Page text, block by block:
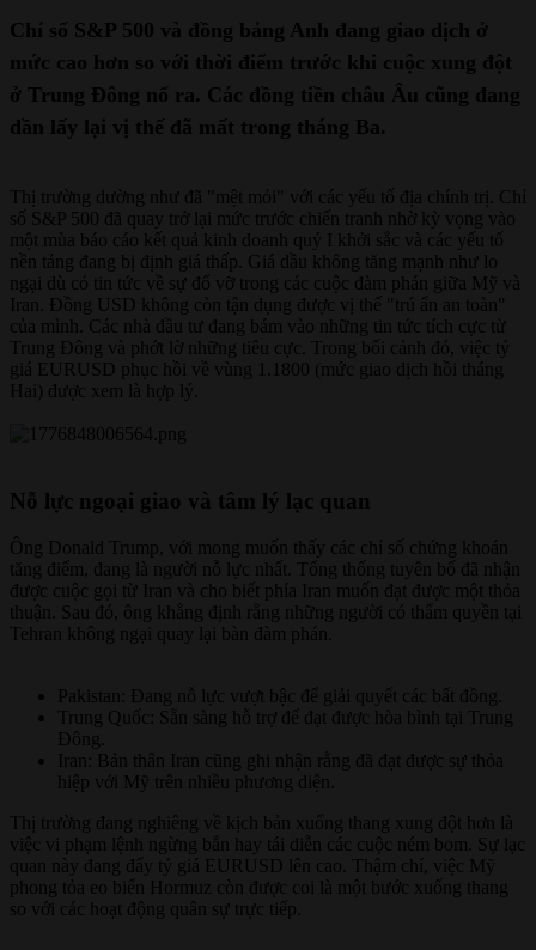
Chỉ số S&P 500 và đồng bảng Anh đang giao dịch ở
mức cao hơn so với thời điểm trước khi cuộc xung đột
ở Trung Đông nổ ra. Các đồng tiền châu Âu cũng đang
dần lấy lại vị thế đã mất trong tháng Ba.
Thị trường dường như đã "mệt mỏi" với các yếu tố địa chính trị. Chỉ
số S&P 500 đã quay trở lại mức trước chiến tranh nhờ kỳ vọng vào
một mùa báo cáo kết quả kinh doanh quý I khởi sắc và các yếu tố
nền tảng đang bị định giá thấp. Giá dầu không tăng mạnh như lo
ngại dù có tin tức về sự đổ vỡ trong các cuộc đàm phán giữa Mỹ và
Iran. Đồng USD không còn tận dụng được vị thế "trú ẩn an toàn"
của mình. Các nhà đầu tư đang bám vào những tin tức tích cực từ
Trung Đông và phớt lờ những tiêu cực. Trong bối cảnh đó, việc tỷ
giá EURUSD phục hồi về vùng 1.1800 (mức giao dịch hồi tháng
Hai) được xem là hợp lý.
Nỗ lực ngoại giao và tâm lý lạc quan​
Ông Donald Trump, với mong muốn thấy các chỉ số chứng khoán
tăng điểm, đang là người nỗ lực nhất. Tổng thống tuyên bố đã nhận
được cuộc gọi từ Iran và cho biết phía Iran muốn đạt được một thỏa
thuận. Sau đó, ông khẳng định rằng những người có thẩm quyền tại
Tehran không ngại quay lại bàn đàm phán.
Pakistan: Đang nỗ lực vượt bậc để giải quyết các bất đồng.
Trung Quốc: Sẵn sàng hỗ trợ để đạt được hòa bình tại Trung
Đông.
Iran: Bản thân Iran cũng ghi nhận rằng đã đạt được sự thỏa
hiệp với Mỹ trên nhiều phương diện.
Thị trường đang nghiêng về kịch bản xuống thang xung đột hơn là
việc vi phạm lệnh ngừng bắn hay tái diễn các cuộc ném bom. Sự lạc
quan này đang đẩy tỷ giá EURUSD lên cao. Thậm chí, việc Mỹ
phong tỏa eo biển Hormuz còn được coi là một bước xuống thang
so với các hoạt động quân sự trực tiếp.